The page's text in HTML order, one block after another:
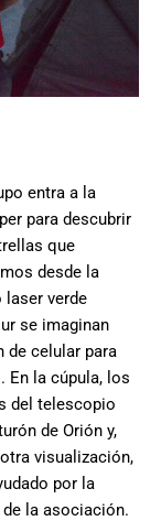
entra a la
para descubrir
que
desde la
laser verde
se imaginan
de celular para
En la cúpula, los
del telescopio
de Orión y,
visualización,
por la
la asociación.